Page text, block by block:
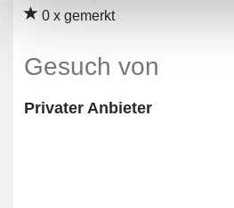
0 x gemerkt
Gesuch von
Privater Anbieter